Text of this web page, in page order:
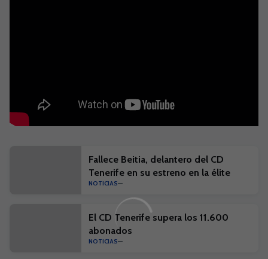
Fallece Beitia, delantero del CD
Tenerife en su estreno en la élite
NOTICIAS
El CD Tenerife supera los 11.600
abonados
NOTICIAS